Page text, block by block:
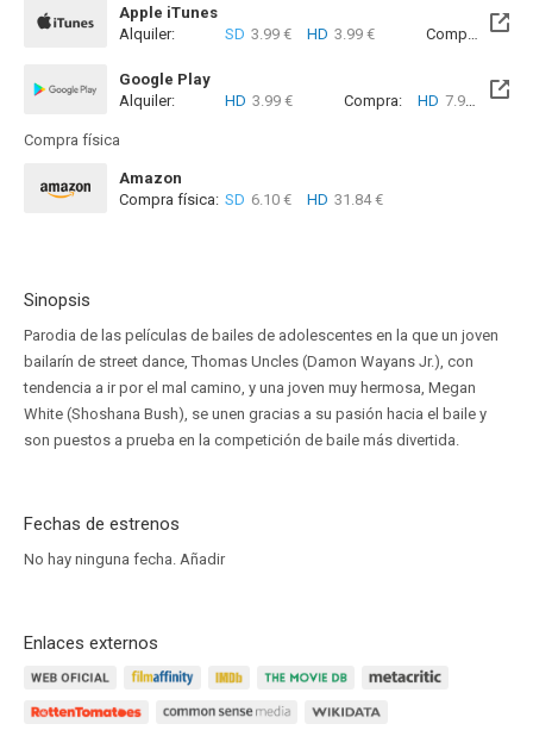
Apple iTunes
Alquiler:
SD 3.99 € HD 3.99 € Compra: SD
Google Play
Alquiler:
HD 3.99 € Compra: HD 7.99 €
Compra física
Amazon
Compra física: SD 6.10 € HD 31.84 €
Sinopsis
Parodia de las películas de bailes de adolescentes en la que un joven
bailarín de street dance, Thomas Uncles (Damon Wayans Jr.), con
tendencia a ir por el mal camino, y una joven muy hermosa, Megan
White (Shoshana Bush), se unen gracias a su pasión hacia el baile y
son puestos a prueba en la competición de baile más divertida.
Fechas de estrenos
No hay ninguna fecha. Añadir
Enlaces externos